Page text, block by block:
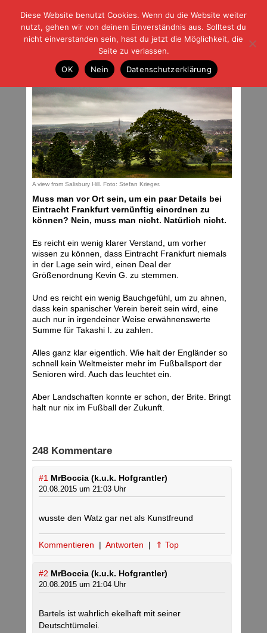
| | |BLOG-GFußball und der Rest
HOME|REGELN|IMPRESSUM |DATENSCHUTZ
Klar wie Klosterbrühe
Donnerstag, 20.08.15 | 20:59 Uhr
A view from Salisbury Hill. Foto: Stefan Krieger.
Muss man vor Ort sein, um ein paar Details bei
Eintracht Frankfurt vernünftig einordnen zu
können? Nein, muss man nicht. Natürlich nicht.
Es reicht ein wenig klarer Verstand, um vorher
wissen zu können, dass Eintracht Frankfurt niemals
in der Lage sein wird, einen Deal der
Größenordnung Kevin G. zu stemmen.
Und es reicht ein wenig Bauchgefühl, um zu ahnen,
dass kein spanischer Verein bereit sein wird, eine
auch nur in irgendeiner Weise erwähnenswerte
Summe für Takashi I. zu zahlen.
Alles ganz klar eigentlich. Wie halt der Engländer so
schnell kein Weltmeister mehr im Fußballsport der
Senioren wird. Auch das leuchtet ein.
Aber Landschaften konnte er schon, der Brite. Bringt
halt nur nix im Fußball der Zukunft.
248 Kommentare
#1 MrBoccia (k.u.k. Hofgrantler)
20.08.2015 um 21:03 Uhr
wusste den Watz gar net als Kunstfreund
Kommentieren | Antworten | ⇑ Top
#2 MrBoccia (k.u.k. Hofgrantler)
20.08.2015 um 21:04 Uhr
Bartels ist wahrlich ekelhaft mit seiner
Deutschtümelei.
Diese Website benutzt Cookies. Wenn du die Website weiter
nutzt, gehen wir von deinem Einverständnis aus. Solltest du
nicht einverstanden sein, hast du jetzt die Möglichkeit, die
Seite zu verlassen.
OK
Nein Datenschutzerklärung